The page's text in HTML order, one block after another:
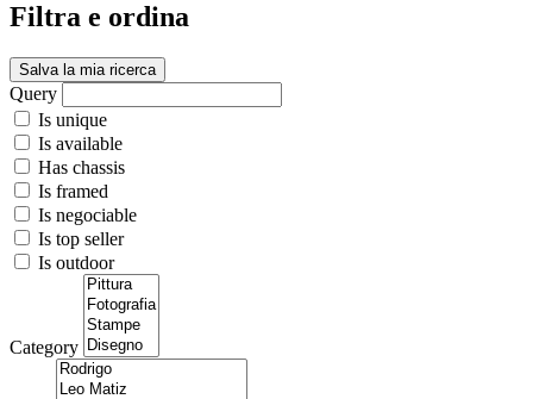
Filtra e ordina
Salva la mia ricerca
Query
Is unique
Is available
Has chassis
Is framed
Is negociable
Is top seller
Is outdoor
Category